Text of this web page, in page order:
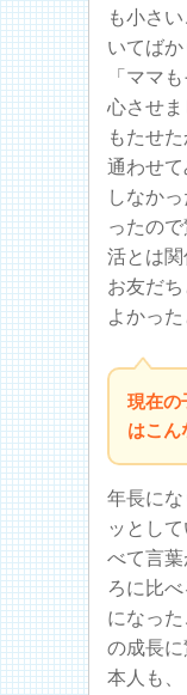
も小さ
いてば
「ママ
心させ
もたせ
通わせ
しなか
ったの
活とは
お友だち
よかった
現在の
はこん
年長に
ッとし
べて言葉
ろに比
になっ
の成長に
本人も、